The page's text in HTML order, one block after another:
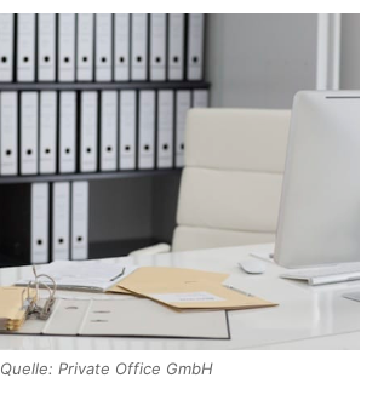
Quelle: Private Office GmbH